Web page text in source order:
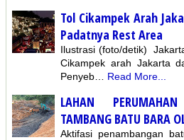
Tol Cikampek Arah
Padatnya Rest Area
Ilustrasi (foto/detik)
Cikampek arah Jakarta
Penyeb…
Read More...
LAHAN
TAMBANG BATU BARA
Aktifasi penambangan